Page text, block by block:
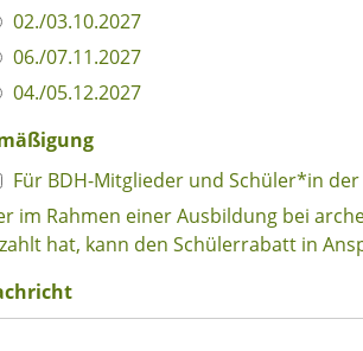
02./03.10.2027
06./07.11.2027
04./05.12.2027
Für BDH-Mitglieder und Schüler*in
im Rahmen einer Ausbildung bei
hat, kann den Schülerrabatt in